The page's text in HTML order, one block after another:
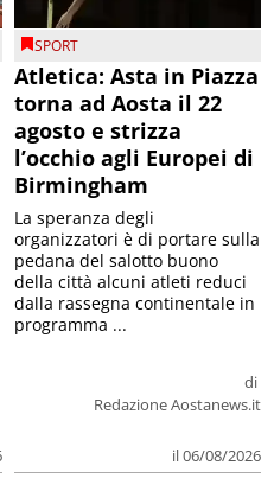
SPORT
Atletica: Asta in Piazza
torna ad Aosta il 22
agosto e strizza
l’occhio agli Europei di
Birmingham
di
Redazione Aostanews.it
il 06/08/2026
La speranza degli
organizzatori è di portare sulla
pedana del salotto buono
della città alcuni atleti reduci
dalla rassegna continentale in
programma ...